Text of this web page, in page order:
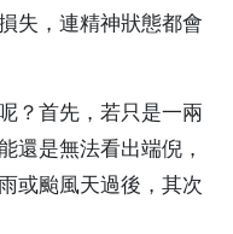
失，連精神狀態都會
？首先，若只是一兩
還是無法看出端倪，
或颱風天過後，其次